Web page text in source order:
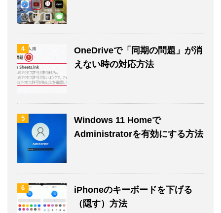
4
OneDriveで「同期の問題」が消
えない時の対応方法
5
Windows 11 Homeで
Administratorを有効にする方法
6
iPhoneのキーボードを下げる
（隠す）方法